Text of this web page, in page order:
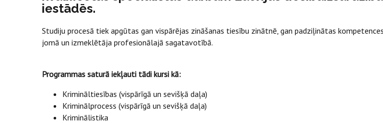
iestādēs.
Studiju procesā tiek apgūtas gan vispārējas zināšanas tiesību zinātnē, gan padziļinātas
jomā un izmeklētāja profesionālajā sagatavotībā.
Programmas saturā iekļauti tādi kursi kā:
Krimināltiesības (vispārīgā un sevišķā daļa)
Kriminālprocess (vispārīgā un sevišķā daļa)
Kriminālistika